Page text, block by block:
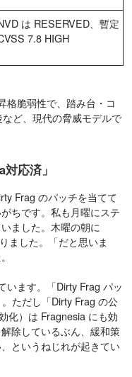
は RESERVED、暫定
7.8 HIGH
格脆弱性で、踏み台・コ
ど、現代の脅威モデルで
応済」
Frag のパッチを当てて
ちです。私も月曜にステ
ました。木曜の朝に
ました。「だと思いま
います。「Dirty Frag パッ
ただし「Dirty Frag の公
化）は Fragnesia にも効
除しているぶん、緩和策
というねじれが起きてい